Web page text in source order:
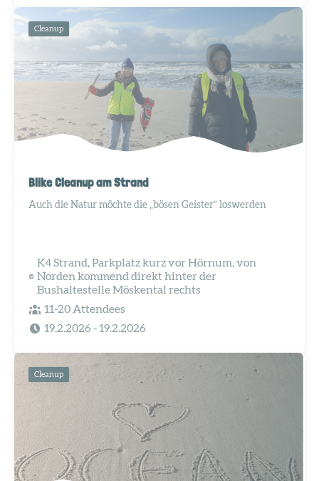
Cleanup
Biike Cleanup am Strand
Auch die Natur möchte die „bösen Geister“ loswerden
K4 Strand, Parkplatz kurz vor Hörnum, von
Norden kommend direkt hinter der
Bushaltestelle Möskental rechts
11-20 Attendees
19.2.2026 - 19.2.2026
Cleanup